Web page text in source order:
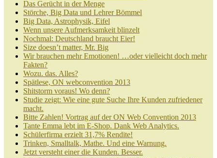
Das Gerücht in der Menge
Störche, Big Data und Lehrer Bömmel
Big Data, Astrophysik, Eifel
Wenn unsere Aufmerksamkeit blinzelt
Nochmal: Deutschland braucht Eier!
Size doesn’t matter, Mr. Big
Wir brauchen mehr Emotionen! …oder vielleicht doch mehr
Fakten?
Wozu. das. Alles?
Spätlese, ON webconvention 2013
Shitstorm voraus! Wo denn?
Studie zeigt: Wie eine gute Suche Ihre Kunden zufriedener
macht.
Bitte Zahlen! Vortrag auf der ON Web Convention 2013
Tante Emma lebt im E-Shop. Dank Web Analytics.
Schülerfirma erzielt 31,7% Rendite!
Trinken, Smalltalk, Mathe. Und eine Warnung.
Jetzt versteht einer die Kunden. Besser.